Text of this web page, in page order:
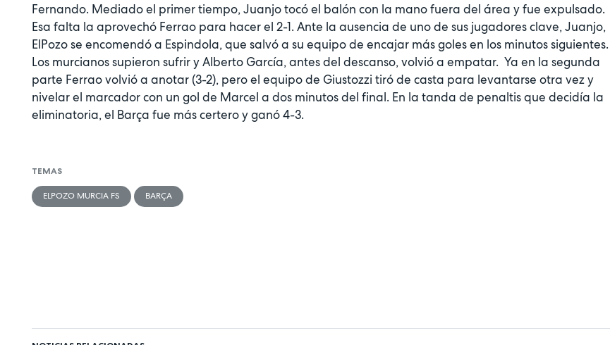
Fernando. Mediado el primer tiempo, Juanjo tocó el balón con la mano fuera del área y fue expulsado.
Esa falta la aprovechó Ferrao para hacer el 2-1. Ante la ausencia de uno de sus jugadores clave, Juanjo,
ElPozo se encomendó a Espindola, que salvó a su equipo de encajar más goles en los minutos siguientes.
Los murcianos supieron sufrir y Alberto García, antes del descanso, volvió a empatar. Ya en la segunda
parte Ferrao volvió a anotar (3-2), pero el equipo de Giustozzi tiró de casta para levantarse otra vez y
nivelar el marcador con un gol de Marcel a dos minutos del final. En la tanda de penaltis que decidía la
eliminatoria, el Barça fue más certero y ganó 4-3.
TEMAS
ELPOZO MURCIA FS BARÇA